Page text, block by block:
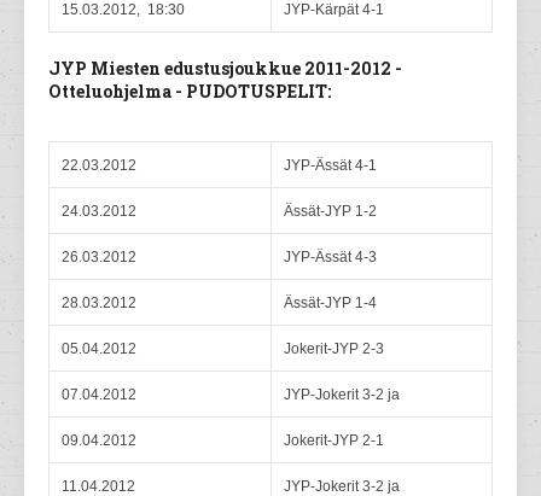
15.03.2012, 18:30 JYP-Kärpät 4-1
JYP Miesten edustusjoukkue 2011-2012 -
Otteluohjelma - PUDOTUSPELIT:
22.03.2012 JYP-Ässät 4-1
24.03.2012 Ässät-JYP 1-2
26.03.2012 JYP-Ässät 4-3
28.03.2012 Ässät-JYP 1-4
05.04.2012 Jokerit-JYP 2-3
07.04.2012 JYP-Jokerit 3-2 ja
09.04.2012 Jokerit-JYP 2-1
11.04.2012 JYP-Jokerit 3-2 ja